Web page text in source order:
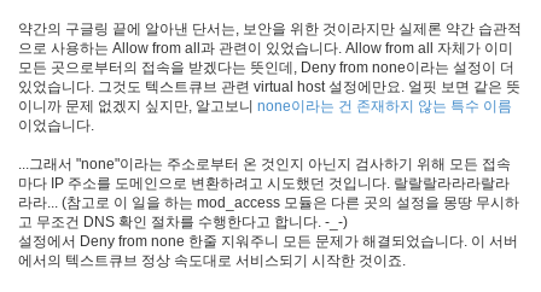
약간의 구글링 끝에 알아낸 단서는, 보안을 위한 것이라지만 실제론 약간 습관적
으로 사용하는 Allow from all과 관련이 있었습니다. Allow from all 자체가 이미
모든 곳으로부터의 접속을 받겠다는 뜻인데, Deny from none이라는 설정이 더
있었습니다. 그것도 텍스트큐브 관련 virtual host 설정에만요. 얼핏 보면 같은 뜻
이니까 문제 없겠지 싶지만, 알고보니 none이라는 건 존재하지 않는 특수 이름
이었습니다.
...그래서 "none"이라는 주소로부터 온 것인지 아닌지 검사하기 위해 모든 접속
마다 IP 주소를 도메인으로 변환하려고 시도했던 것입니다. 랄랄랄라라라랄라
라라... (참고로 이 일을 하는 mod_access 모듈은 다른 곳의 설정을 몽땅 무시하
고 무조건 DNS 확인 절차를 수행한다고 합니다. -_-)
설정에서 Deny from none 한줄 지워주니 모든 문제가 해결되었습니다. 이 서버
에서의 텍스트큐브 정상 속도대로 서비스되기 시작한 것이죠.
inureyes
컴
퓨
터
들
이
기
3
by